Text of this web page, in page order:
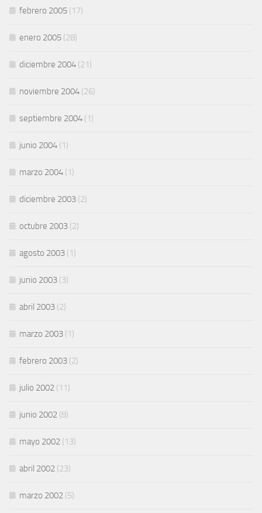
febrero 2005 (17)
enero 2005 (28)
diciembre 2004 (21)
noviembre 2004 (26)
septiembre 2004 (1)
junio 2004 (1)
marzo 2004 (1)
diciembre 2003 (2)
octubre 2003 (2)
agosto 2003 (1)
junio 2003 (3)
abril 2003 (2)
marzo 2003 (1)
febrero 2003 (2)
julio 2002 (11)
junio 2002 (8)
mayo 2002 (13)
abril 2002 (23)
marzo 2002 (5)